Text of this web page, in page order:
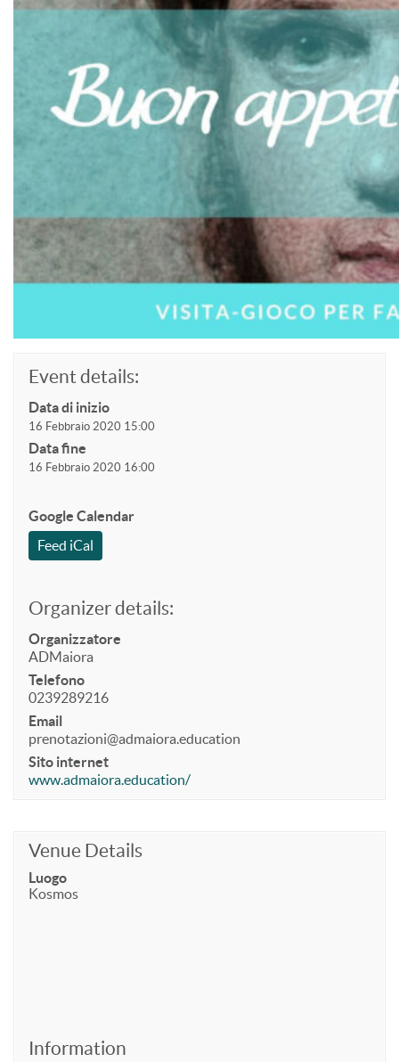
Event details:
Data di inizio
16 Febbraio 2020 15:00
Data fine
16 Febbraio 2020 16:00
Google Calendar
Feed iCal
Organizer details:
Organizzatore
ADMaiora
Telefono
0239289216
Email
prenotazioni@admaiora.education
Sito internet
www.admaiora.education/
Venue Details
Luogo
Kosmos
Information